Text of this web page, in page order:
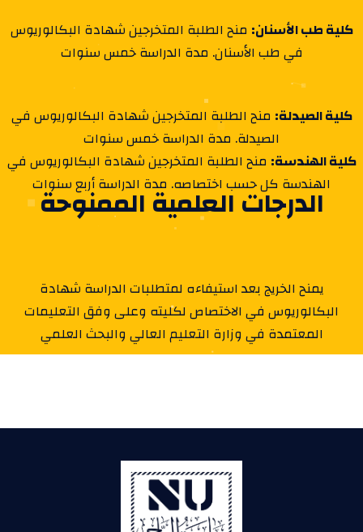
كلية طب الأسنان: منح الطلبة المتخرجين شهادة البكالوريوس
في طب الأسنان. مدة الدراسة خمس سنوات
كلية الصيدلة: منح الطلبة المتخرجين شهادة البكالوريوس في
الصيدلة. مدة الدراسة خمس سنوات
كلية الهندسة: منح الطلبة المتخرجين شهادة البكالوريوس في
الهندسة كل حسب اختصاصه. مدة الدراسة أربع سنوات
الدرجات العلمية الممنوحة
يمنح الخريج بعد استيفاءه لمتطلبات الدراسة شهادة
البكالوريوس في الاختصاص لكليته وعلى وفق التعليمات
المعتمدة في وزارة التعليم العالي والبحث العلمي